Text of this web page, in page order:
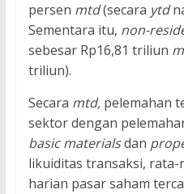
persen mtd(secara ytd
Sementara itu, non-
sebesar Rp16,81 triliun
triliun).
Secara mtd, pelemahan
sektor dengan
basic materialsdan
likuiditas transaksi,
harian pasar saham